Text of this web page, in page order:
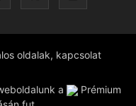
oldalak, kapcsolat
a
Prémium